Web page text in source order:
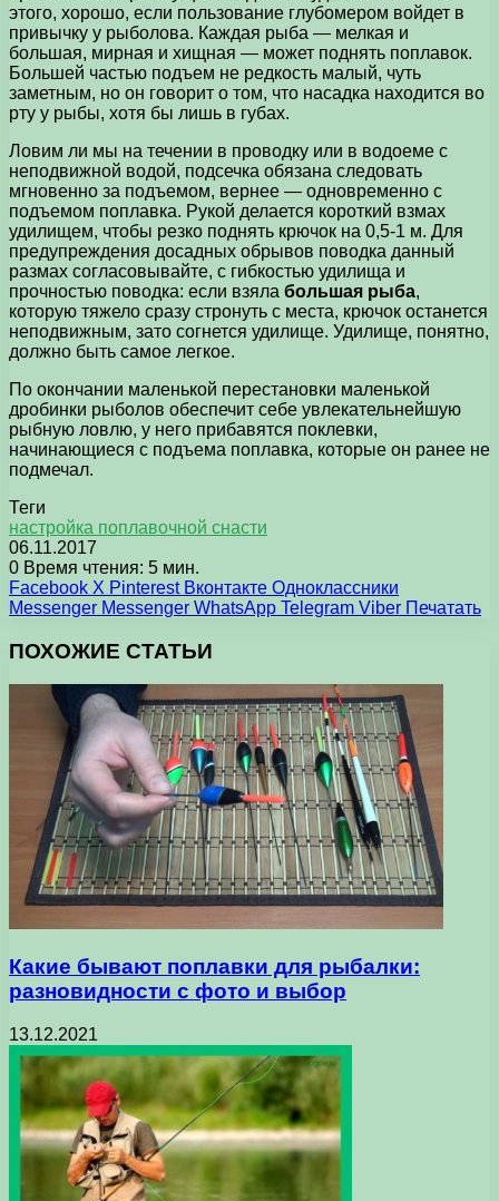
этого, хорошо, если пользование глубомером войдет в
привычку у рыболова. Каждая рыба — мелкая и
большая, мирная и хищная — может поднять поплавок.
Большей частью подъем не редкость малый, чуть
заметным, но он говорит о том, что насадка находится во
рту у рыбы, хотя бы лишь в губах.
Ловим ли мы на течении в проводку или в водоеме с
неподвижной водой, подсечка обязана следовать
мгновенно за подъемом, вернее — одновременно с
подъемом поплавка. Рукой делается короткий взмах
удилищем, чтобы резко поднять крючок на 0,5-1 м. Для
предупреждения досадных обрывов поводка данный
размах согласовывайте, с гибкостью удилища и
прочностью поводка: если взяла большая рыба,
которую тяжело сразу стронуть с места, крючок останется
неподвижным, зато согнется удилище. Удилище, понятно,
должно быть самое легкое.
По окончании маленькой перестановки маленькой
дробинки рыболов обеспечит себе увлекательнейшую
рыбную ловлю, у него прибавятся поклевки,
начинающиеся с подъема поплавка, которые он ранее не
подмечал.
Теги
настройка поплавочной снасти
06.11.2017
0 Время чтения: 5 мин.
Facebook X Pinterest Вконтакте Одноклассники
Messenger Messenger WhatsApp Telegram Viber Печатать
ПОХОЖИЕ СТАТЬИ
Какие бывают поплавки для рыбалки:
разновидности с фото и выбор
13.12.2021